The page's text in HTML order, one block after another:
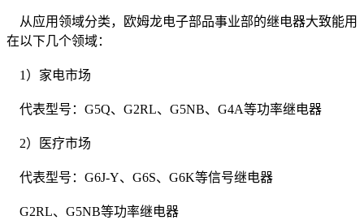
从应用领域分类，欧姆龙电子部品事业部的继电器大致能用
在以下几个领域：
1）家电市场
代表型号：G5Q、G2RL、G5NB、G4A等功率继电器
2）医疗市场
代表型号：G6J-Y、G6S、G6K等信号继电器
G2RL、G5NB等功率继电器